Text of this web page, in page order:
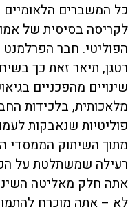
כל המשברים
לקריסה בסיסית של
הפוליטי. חבר הפרלמנט
רטגן, תיאר זאת כך
שינויים מהפכניים
מלאכותית, בלכידות
פוליטיות שנאבקות
מתוך השיתוק הממסדי
רעילה שמשתלטת על
אתה חלק מאליטה
לא – אתה מוכרח